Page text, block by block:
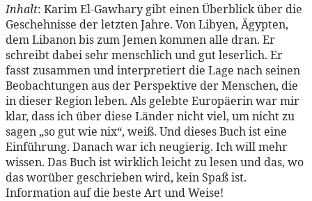
Inhalt: Karim El-Gawhary gibt einen Überblick über die
Geschehnisse der letzten Jahre. Von Libyen, Ägypten,
dem Libanon bis zum Jemen kommen alle dran. Er
schreibt dabei sehr menschlich und gut leserlich. Er
fasst zusammen und interpretiert die Lage nach seinen
Beobachtungen aus der Perspektive der Menschen, die
in dieser Region leben. Als gelebte Europäerin war mir
klar, dass ich über diese Länder nicht viel, um nicht zu
sagen „so gut wie nix“, weiß. Und dieses Buch ist eine
Einführung. Danach war ich neugierig. Ich will mehr
wissen. Das Buch ist wirklich leicht zu lesen und das, wo
das worüber geschrieben wird, kein Spaß ist.
Information auf die beste Art und Weise!